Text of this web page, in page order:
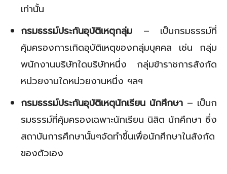
เท่านั้น
กรมธรรม์ประกันอุบัติเหตุกลุ่ม – เป็นกรมธรรม์ที่
คุ้มครองการเกิดอุบัติเหตุของกลุ่มบุคคล เช่น กลุ่ม
พนักงานบริษัทใดบริษัทหนึ่ง กลุ่มข้าราชการสังกัด
หน่วยงานใดหน่วยงานหนึ่ง ฯลฯ
กรมธรรม์ประกันอุบัติเหตุนักเรียน นักศึกษา – เป็นก
รมธรรม์ที่คุ้มครองเฉพาะนักเรียน นิสิต นักศึกษา ซึ่ง
สถาบันการศึกษานั้นๆจัดทำขึ้นเพื่อนักศึกษาในสังกัด
ของตัวเอง